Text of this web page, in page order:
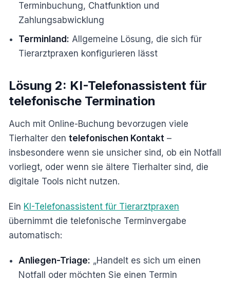
Terminbuchung, Chatfunktion und
Zahlungsabwicklung
Terminland: Allgemeine Lösung, die sich für
Tierarztpraxen konfigurieren lässt
Lösung 2: KI-Telefonassistent für
telefonische Termination
Auch mit Online-Buchung bevorzugen viele
Tierhalter den telefonischen Kontakt –
insbesondere wenn sie unsicher sind, ob ein Notfall
vorliegt, oder wenn sie ältere Tierhalter sind, die
digitale Tools nicht nutzen.
Ein KI-Telefonassistent für Tierarztpraxen
übernimmt die telefonische Terminvergabe
automatisch:
Anliegen-Triage: „Handelt es sich um einen
Notfall oder möchten Sie einen Termin